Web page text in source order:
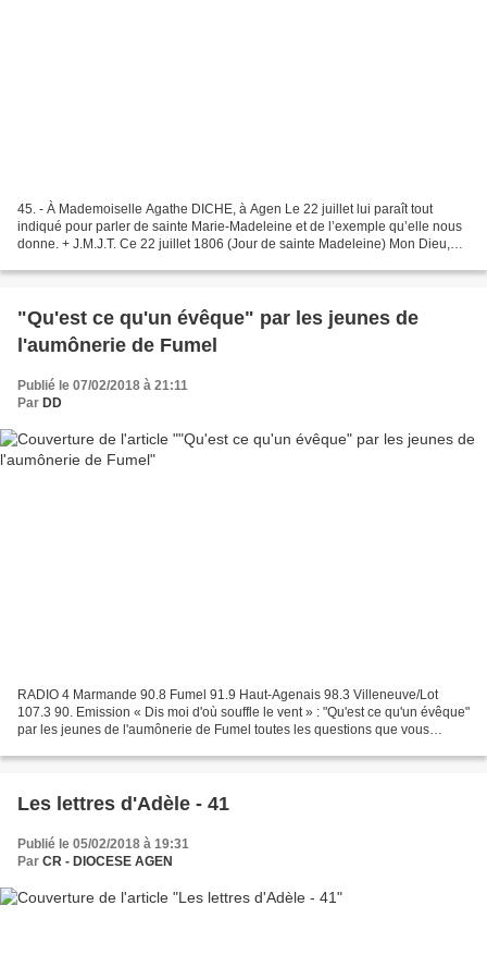
45. - À Mademoiselle Agathe DICHE, à Agen Le 22 juillet lui paraît tout
indiqué pour parler de sainte Marie-Madeleine et de l’exemple qu’elle nous
donne. + J.M.J.T. Ce 22 juillet 1806 (Jour de sainte Madeleine) Mon Dieu,
"Qu'est ce qu'un évêque" par les jeunes de
l'aumônerie de Fumel
Publié le 07/02/2018 à 21:11
Par DD
RADIO 4 Marmande 90.8 Fumel 91.9 Haut-Agenais 98.3 Villeneuve/Lot
107.3 90. Emission « Dis moi d'où souffle le vent » : "Qu'est ce qu'un évêque"
par les jeunes de l'aumônerie de Fumel toutes les questions que vous
Les lettres d'Adèle - 41
Publié le 05/02/2018 à 19:31
Par CR - DIOCESE AGEN